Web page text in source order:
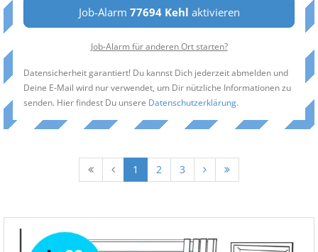
Job-Alarm 77694 Kehl aktivieren
Job-Alarm für anderen Ort starten?
Datensicherheit garantiert! Du kannst Dich jederzeit abmelden und
Deine E-Mail wird nur verwendet, um Dir nützliche Informationen zu
senden. Hier findest Du unsere Datenschutzerklärung.
1 2 3